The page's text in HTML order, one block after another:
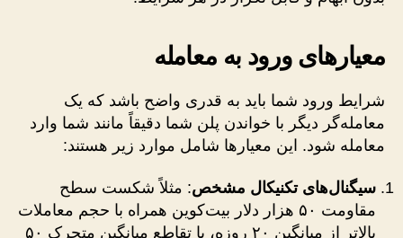
معیارهای ورود به معامله
شرایط ورود شما باید به قدری واضح باشد که یک
معامله‌گر دیگر با خواندن پلن شما دقیقاً مانند شما وارد
معامله شود. این معیارها شامل موارد زیر هستند:
سیگنال‌های تکنیکال مشخص: مثلاً شکست سطح
مقاومت ۵۰ هزار دلار بیت‌کوین همراه با حجم معاملات
بالاتر از میانگین ۲۰ روزه، یا تقاطع میانگین متحرک ۵۰